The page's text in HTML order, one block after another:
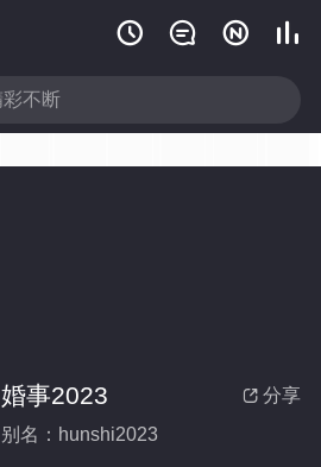
   
 分享
婚事2023
别名：hunshi2023